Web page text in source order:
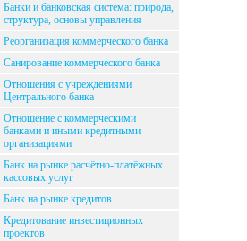
Банки и банковская система: природа,
структура, основы управления
Реорганизация коммерческого банка
Санирование коммерческого банка
Отношения с учреждениями
Центрального банка
Отношение с коммерческими
банками и иными кредитными
организациями
Банк на рынке расчётно-платёжных
кассовых услуг
Банк на рынке кредитов
Кредитование инвестиционных
проектов